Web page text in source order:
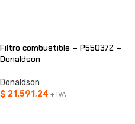
Filtro combustible – P550372 –
Donaldson
Donaldson
$ 21.591,24 + IVA